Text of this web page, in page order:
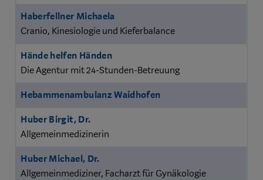
Haberfellner Michaela
Cranio, Kinesiologie und Kieferbalance
Hände helfen Händen
Die Agentur mit 24-Stunden-Betreuung
Hebammenambulanz Waidhofen
Huber Birgit, Dr.
Allgemeinmedizinerin
Huber Michael, Dr.
Allgemeinmediziner, Facharzt für Gynäkologie